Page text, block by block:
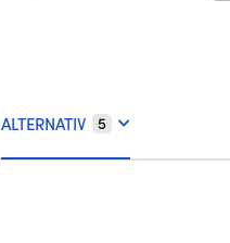
ALTERNATIV 5